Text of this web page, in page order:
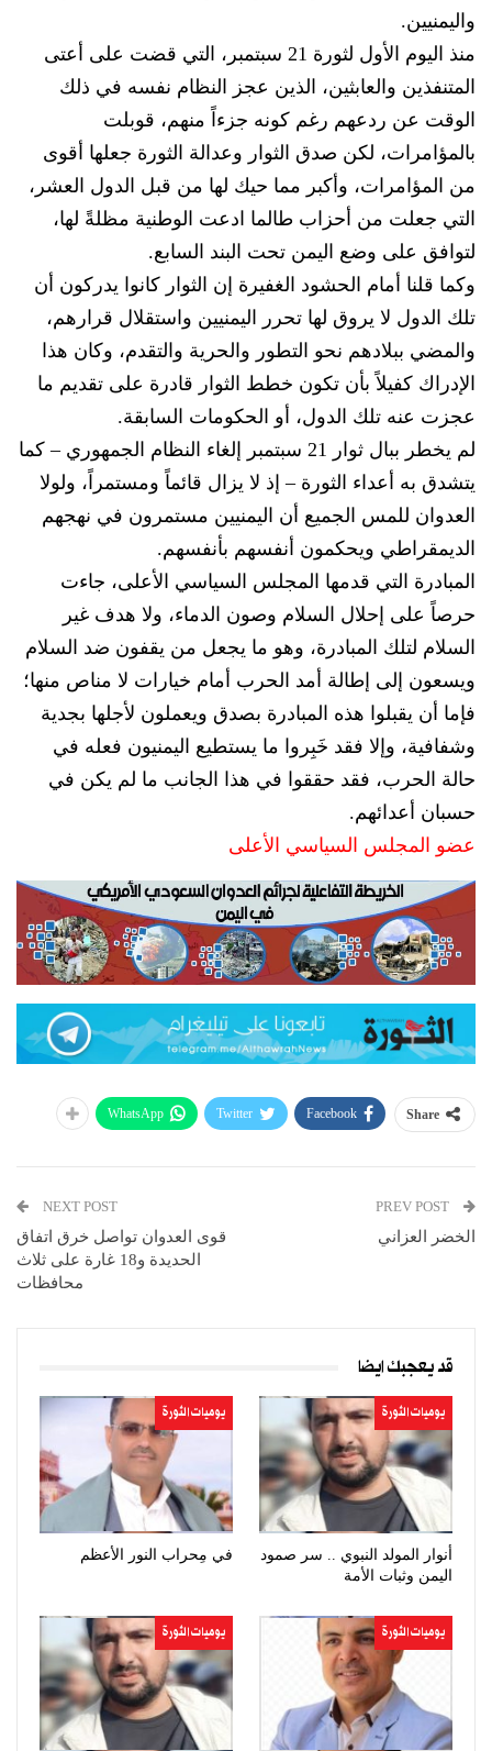
واليمنيين.
منذ اليوم الأول لثورة 21 سبتمبر، التي قضت على أعتى
المتنفذين والعابثين، الذين عجز النظام نفسه في ذلك
الوقت عن ردعهم رغم كونه جزءاً منهم، قوبلت
بالمؤامرات، لكن صدق الثوار وعدالة الثورة جعلها أقوى
من المؤامرات، وأكبر مما حيك لها من قبل الدول العشر،
التي جعلت من أحزاب طالما ادعت الوطنية مظلةً لها،
لتوافق على وضع اليمن تحت البند السابع.
وكما قلنا أمام الحشود الغفيرة إن الثوار كانوا يدركون أن
تلك الدول لا يروق لها تحرر اليمنيين واستقلال قرارهم،
والمضي ببلادهم نحو التطور والحرية والتقدم، وكان هذا
الإدراك كفيلاً بأن تكون خطط الثوار قادرة على تقديم ما
عجزت عنه تلك الدول، أو الحكومات السابقة.
لم يخطر ببال ثوار 21 سبتمبر إلغاء النظام الجمهوري – كما
يتشدق به أعداء الثورة – إذ لا يزال قائماً ومستمراً، ولولا
العدوان للمس الجميع أن اليمنيين مستمرون في نهجهم
الديمقراطي ويحكمون أنفسهم بأنفسهم.
المبادرة التي قدمها المجلس السياسي الأعلى، جاءت
حرصاً على إحلال السلام وصون الدماء، ولا هدف غير
السلام لتلك المبادرة، وهو ما يجعل من يقفون ضد السلام
ويسعون إلى إطالة أمد الحرب أمام خيارات لا مناص منها؛
فإما أن يقبلوا هذه المبادرة بصدق ويعملون لأجلها بجدية
وشفافية، وإلا فقد خَبِروا ما يستطيع اليمنيون فعله في
حالة الحرب، فقد حققوا في هذا الجانب ما لم يكن في
حسبان أعدائهم.
عضو المجلس السياسي الأعلى
Share
Facebook
Twitter
WhatsApp
الخضر العزاني
NEXT POST
قوى العدوان تواصل خرق اتفاق
الحديدة و18 غارة على ثلاث
محافظات
قد يعجبك ايضا
يوميات الثورة
أنوار المولد النبوي .. سر صمود
اليمن وثبات الأمة
يوميات الثورة
في مِحراب النور الأعظم
يوميات الثورة يوميات الثورة